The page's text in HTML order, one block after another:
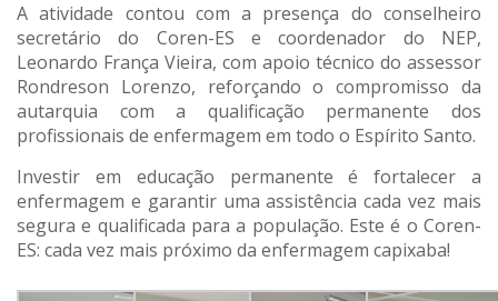
A atividade contou com a presença do conselheiro
secretário do Coren-ES e coordenador do NEP,
Leonardo França Vieira, com apoio técnico do assessor
Rondreson Lorenzo, reforçando o compromisso da
autarquia com a qualificação permanente dos
profissionais de enfermagem em todo o Espírito Santo.
Investir em educação permanente é fortalecer a
enfermagem e garantir uma assistência cada vez mais
segura e qualificada para a população. Este é o Coren-
ES: cada vez mais próximo da enfermagem capixaba!